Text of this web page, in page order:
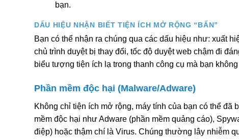
bạn.
DẤU HIỆU NHẬN BIẾT TIỆN ÍCH MỞ RỘNG “BẨN”
Bạn có thể nhận ra chúng qua các dấu hiệu như: xuất
chủ trình duyệt bị thay đổi, tốc độ duyệt web chậm đi
biểu tượng tiện ích lạ trong thanh công cụ mà bạn
Phần mềm độc hại (Malware/Adware)
Không chỉ tiện ích mở rộng, máy tính của bạn có thể đã
mềm độc hại như Adware (phần mềm quảng cáo),
điệp) hoặc thậm chí là Virus. Chúng thường lây nhiễm